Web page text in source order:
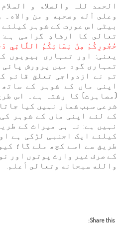
الحمد للہ والصلاۃ و
وعلى آله وصحبه و من
بیٹی اس عورت کے شوہر کیلئے
تعالى کا ارشادِ گرامی ہے:
حُجُورِكُمْ مِنْ نِسَائِكُمُ اللَّاتِي
یعنی: اور تمہاری بیویوں
تمہاری گود میں پرورش
تم نے ازدواجی تعلق قائم
اپنی ماں کے شوہر کے
(مصاہرت) کا رشتہ ہے۔ اس
شرعی سبب شمار نہیں کیا
کے لئے اپنی ماں کے شوہر
نہیں ہے: نہ ہی میراث کے
کیلئے ایک اجنبی لڑکی ہے
طریق سے اسے کچھ ملے گا؛
کے صرف غیر وارث پوتوں اور
والله سبحانه وتعالى أعلم.
Share this: